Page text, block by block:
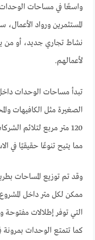
واسعًا في مساحات
المستثمرين ورواد
نشاط تجاري جديد، أو من
لأعمالهم.
الصغيرة مثل الكافيهات
120 متر مربع لتلائم
مما يتيح تنوعًا حقيقيًا في
وقد تم توزيع المساحات
ممكن لكل متر داخل
التي توفر إطلالات مفتوحة
كما تتمتع الوحدات